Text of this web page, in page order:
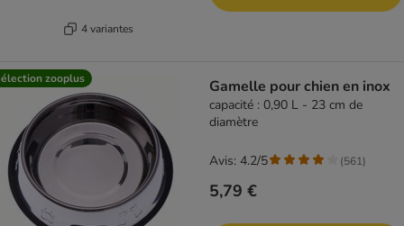
4 variantes
zooplus Gamelle pour chien en inox
capacité : 0,90 L - 23 cm de
diamètre
5,79 €
Avis: 4.2/5 (561)